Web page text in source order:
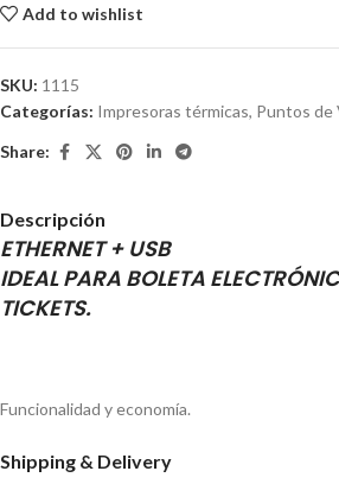
Add to wishlist
SKU: 1115
Categorías: Impresoras térmicas, Puntos de
Share:
Descripción
ETHERNET + USB
IDEAL PARA BOLETA
TICKETS.
Funcionalidad y economía.
Shipping & Delivery